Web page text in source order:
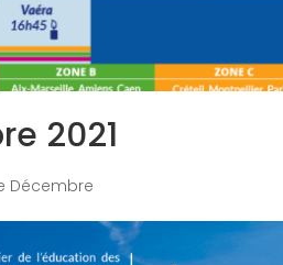
2021
Décembre